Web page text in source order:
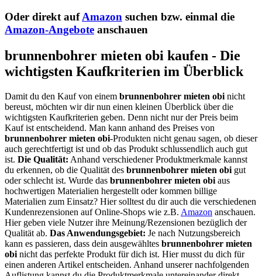
Oder direkt aufAmazon suchen bzw. einmal die
Amazon-Angebote anschauen
brunnenbohrer mieten obi kaufen - Die
wichtigsten Kaufkriterien im Überblick
Damit du den Kauf von einem brunnenbohrer mieten obi nicht
bereust, möchten wir dir nun einen kleinen Überblick über die
wichtigsten Kaufkriterien geben. Denn nicht nur der Preis beim
Kauf ist entscheidend. Man kann anhand des Preises von
brunnenbohrer mieten obi-Produkten nicht genau sagen, ob dieser
auch gerechtfertigt ist und ob das Produkt schlussendlich auch gut
ist. Die Qualität: Anhand verschiedener Produktmerkmale kannst
du erkennen, ob die Qualität des brunnenbohrer mieten obi gut
oder schlecht ist. Wurde das brunnenbohrer mieten obi aus
hochwertigen Materialien hergestellt oder kommen billige
Materialien zum Einsatz? Hier solltest du dir auch die verschiedenen
Kundenrezensionen auf Online-Shops wie z.B. Amazon anschauen.
Hier geben viele Nutzer ihre Meinung/Rezensionen bezüglich der
Qualität ab. Das Anwendungsgebiet: Je nach Nutzungsbereich
kann es passieren, dass dein ausgewähltes brunnenbohrer mieten
obi nicht das perfekte Produkt für dich ist. Hier musst du dich für
einen anderen Artikel entscheiden. Anhand unserer nachfolgenden